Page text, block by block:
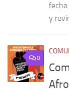
fecha
y
0